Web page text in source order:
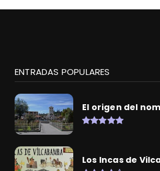
ENTRADAS POPULARES
El origen del
Los Incas de